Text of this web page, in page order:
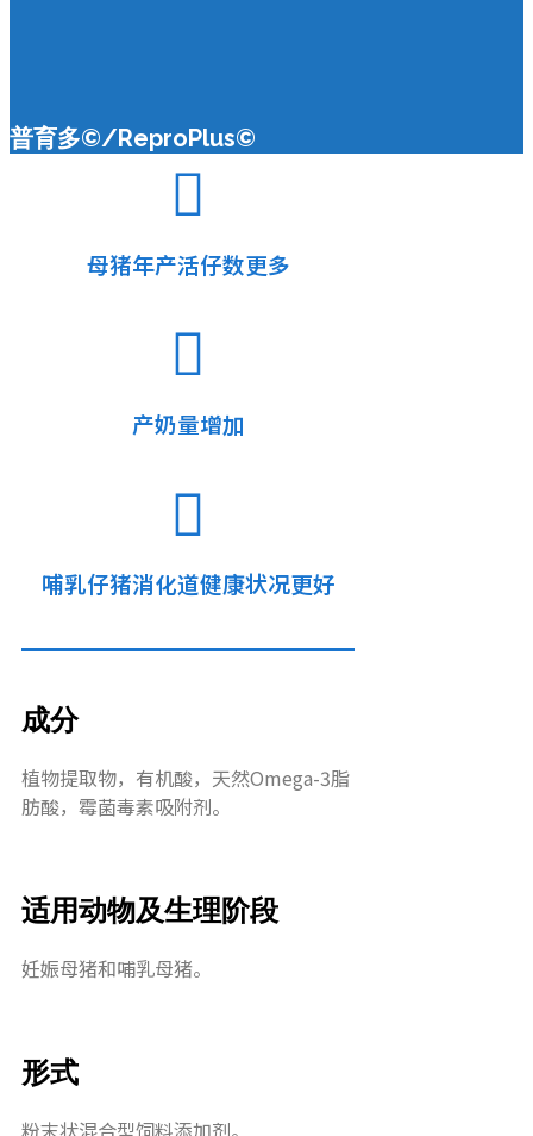
普育多©/ReproPlus©
母猪年产活仔数更多
产奶量增加
哺乳仔猪消化道健康状况更好
成分
植物提取物，有机酸，天然Omega-3脂
肪酸，霉菌毒素吸附剂。
适用动物及生理阶段
妊娠母猪和哺乳母猪。
形式
粉末状混合型饲料添加剂。